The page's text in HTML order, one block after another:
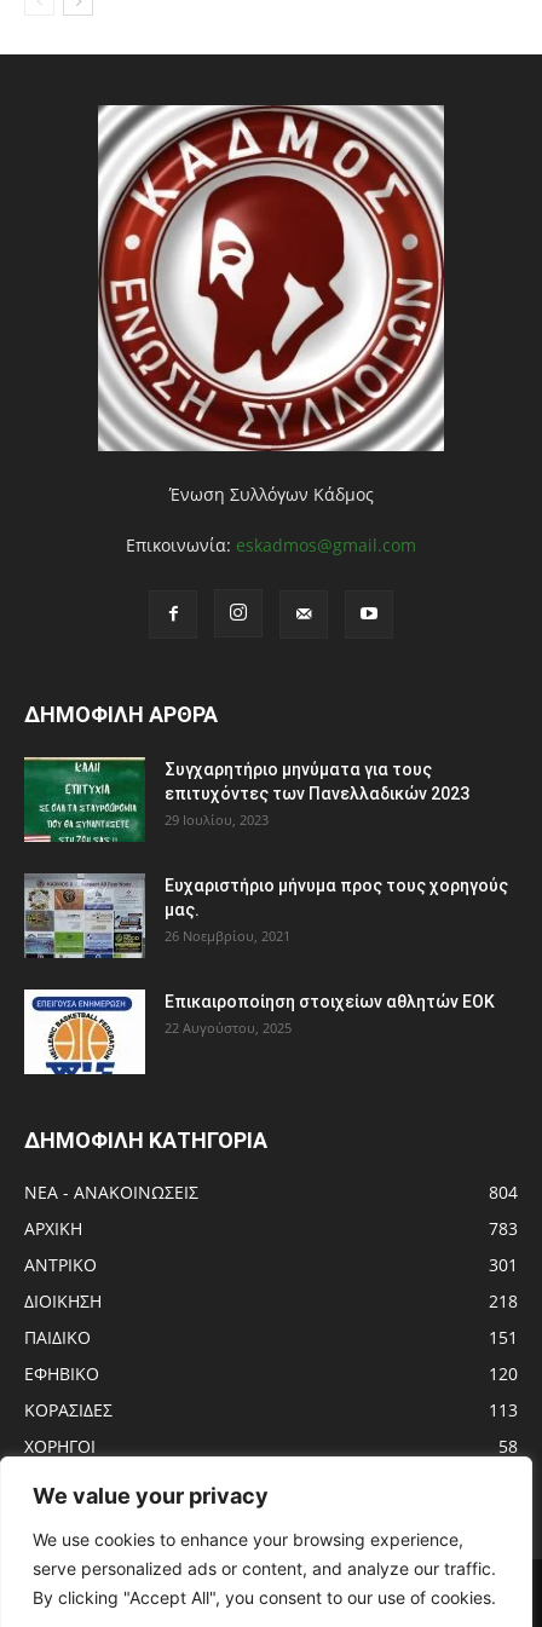
We value your privacy
We use cookies to enhance your browsing experience,
serve personalized ads or content, and analyze our traffic.
By clicking "Accept All", you consent to our use of cookies.
Ένωση Συλλόγων Κάδμος
Επικοινωνία: eskadmos@gmail.com
ΔΗΜΟΦΙΛΗ ΑΡΘΡΑ
Συγχαρητήριο μηνύματα για τους
επιτυχόντες των Πανελλαδικών 2023
29 Ιουλίου, 2023
Ευχαριστήριο μήνυμα προς τους χορηγούς
μας.
26 Νοεμβρίου, 2021
Eπικαιροποίηση στοιχείων αθλητών ΕΟΚ
22 Αυγούστου, 2025
ΔΗΜΟΦΙΛΗ ΚΑΤΗΓΟΡΙΑ
ΝΕΑ - ΑΝΑΚΟΙΝΩΣΕΙΣ
804
ΑΡΧΙΚΗ
783
ΑΝTΡΙΚΟ
301
ΔΙΟΙΚΗΣΗ
218
ΠΑΙΔΙΚΟ
151
ΕΦΗΒΙΚΟ
120
ΚΟΡΑΣΙΔΕΣ
113
ΧΟΡΗΓΟΙ
58
ΝΕΑΝΙΔΕΣ
Αρχική ΑΝTΡΙΚΟ ΝΕΑ – ΑΝΑΚΟΙΝΩΣΕΙΣ
ΓΥΝΑΙΚΩΝ
ΕΦΗΒΙΚΟ
ΠΑΙΔΙΚΟ ΚΟΡΑΣΙΔΕΣ